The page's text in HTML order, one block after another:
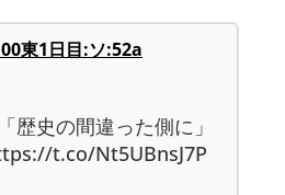
東1日目:ソ:52a
歴史の間違った側に」
t.co/Nt5UBnsJ7P